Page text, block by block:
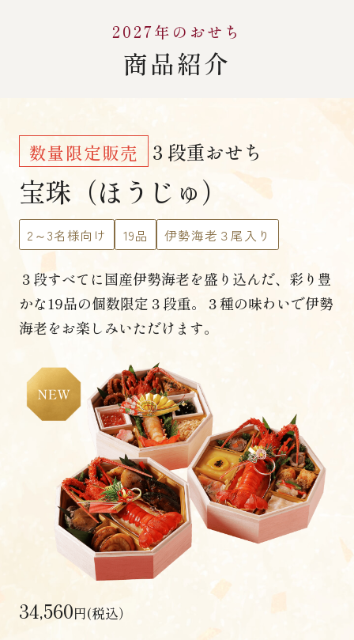
2027年のおせち
商品紹介
数量限定販売 ３段重おせち
宝珠（ほうじゅ）
2～3名様向け 19品 伊勢海老３尾入り
３段すべてに国産伊勢海老を盛り込んだ、 彩り豊
かな19品の個数限定３段重。
３種の味わいで伊勢
海老をお楽しみいただけます。
34,560円(税込）